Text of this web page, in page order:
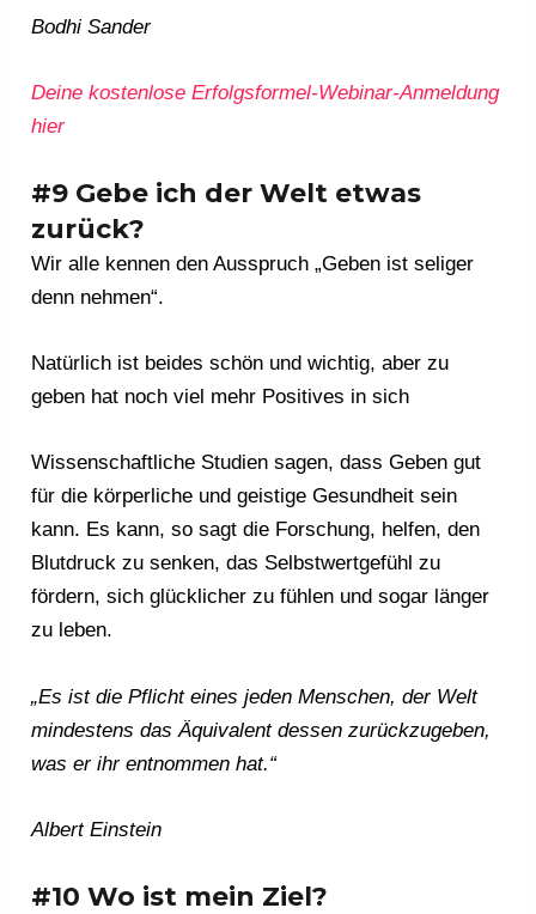
Bodhi Sander
Deine kostenlose Erfolgsformel-Webinar-Anmeldung
hier
#9 Gebe ich der Welt etwas
zurück?
Wir alle kennen den Ausspruch „Geben ist seliger
denn nehmen“.
Natürlich ist beides schön und wichtig, aber zu
geben hat noch viel mehr Positives in sich
Wissenschaftliche Studien sagen, dass Geben gut
für die körperliche und geistige Gesundheit sein
kann. Es kann, so sagt die Forschung, helfen, den
Blutdruck zu senken, das Selbstwertgefühl zu
fördern, sich glücklicher zu fühlen und sogar länger
zu leben.
„Es ist die Pflicht eines jeden Menschen, der Welt
mindestens das Äquivalent dessen zurückzugeben,
was er ihr entnommen hat.“
Albert Einstein
#10 Wo ist mein Ziel?